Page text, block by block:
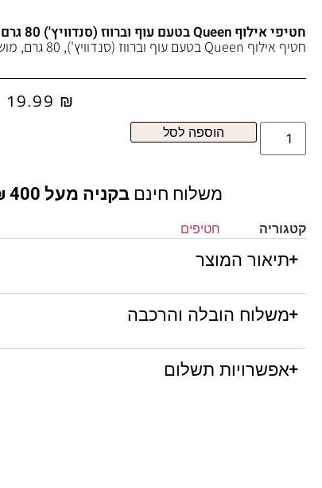
חטיפי אילוף Queen בטעם עוף וברווז (סנדוויץ') 80 גרם לכלבים
חטיף אילוף Queen בטעם עוף וברווז (סנדוויץ'), 80 גרם, מושלם לתגמול בזמן אימון או כפינוק.
19.99 ₪
הוספה לסל
משלוח חינם בקניה מעל 400 ₪ (לא כולל ריהוט )
קטגוריה חטיפים
תיאור המוצר
משלוח הובלה והרכבה
אפשרויות תשלום